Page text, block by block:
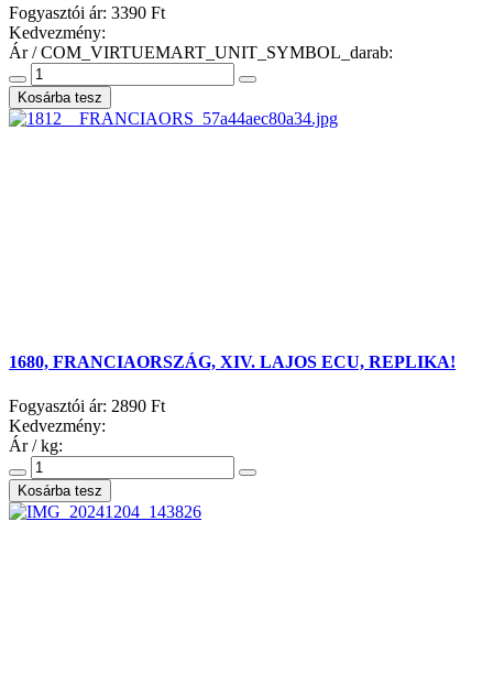
Fogyasztói ár: 3390 Ft
Kedvezmény:
Ár / COM_VIRTUEMART_UNIT_SYMBOL_darab:
1680, FRANCIAORSZÁG, XIV. LAJOS ECU, REPLIKA!
Fogyasztói ár: 2890 Ft
Kedvezmény:
Ár / kg: